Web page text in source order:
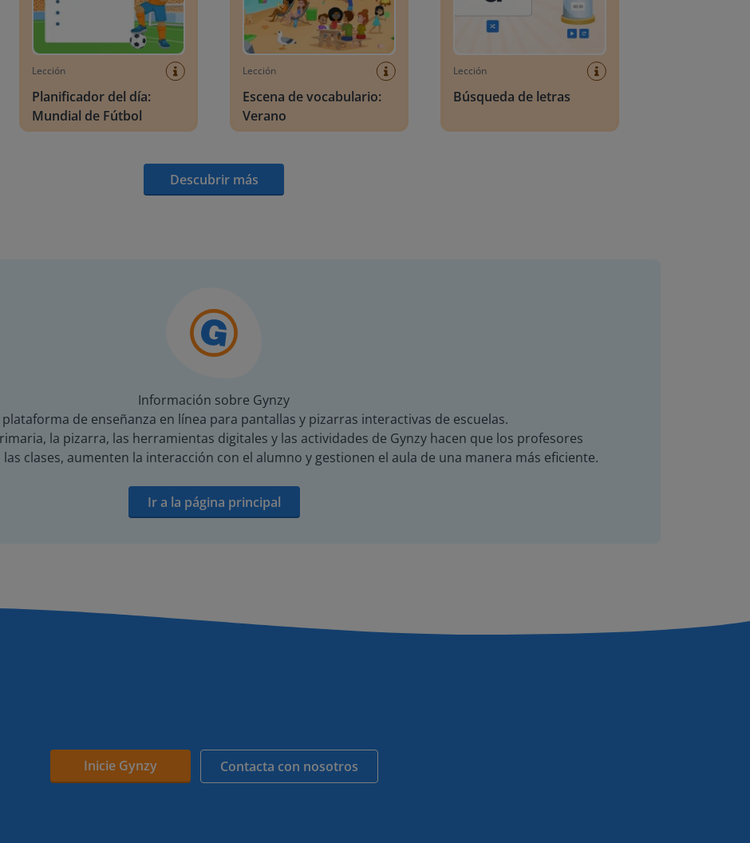
Lección
Planificador del día:
Mundial de Fútbol
Lección
Escena de vocabulario:
Verano
Lección
Búsqueda de letras
Descubrir más
Información sobre Gynzy
plataforma de enseñanza en línea para pantallas y pizarras interactivas de escuelas.
la pizarra, las herramientas digitales y las actividades de Gynzy hacen que los profesores
clases, aumenten la interacción con el alumno y gestionen el aula de una manera más eficiente.
Ir a la página principal
Inicie Gynzy Contacta con nosotros